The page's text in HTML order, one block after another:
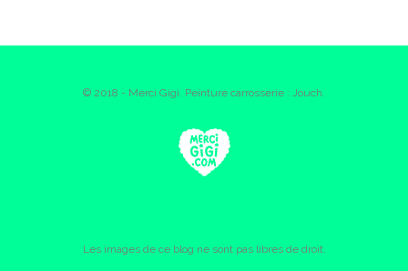
© 2018 - Merci Gigi. Peinture carrosserie : Jouch.
Les images de ce blog ne sont pas libres de droit.